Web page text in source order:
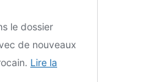
le dossier
de nouveaux
Lire la